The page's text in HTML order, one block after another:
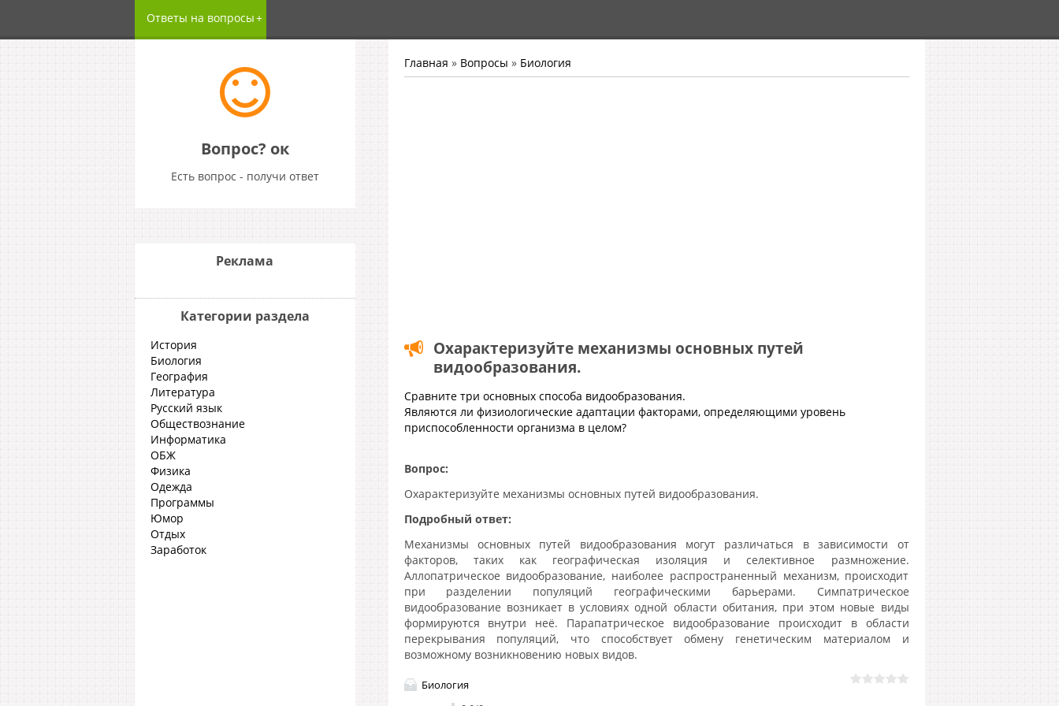
Ответы на вопросы
Вопрос? ок
Есть вопрос - получи ответ
Главная » Вопросы » Биология
Охарактеризуйте механизмы основных путей
видообразования.
Сравните три основных способа видообразования.
Являются ли физиологические адаптации факторами, определяющими уровень
приспособленности организма в целом?
Вопрос:
Охарактеризуйте механизмы основных путей видообразования.
Подробный ответ:
Механизмы основных путей видообразования могут различаться в зависимости от
факторов, таких как географическая изоляция и селективное размножение.
Аллопатрическое видообразование, наиболее распространенный механизм, происходит
при разделении популяций географическими барьерами. Симпатрическое
видообразование возникает в условиях одной области обитания, при этом новые виды
формируются внутри неё. Парапатрическое видообразование происходит в области
перекрывания популяций, что способствует обмену генетическим материалом и
возможному возникновению новых видов.
Биология
Реклама
Категории раздела
История
Биология
География
Литература
Русский язык
Обществознание
Информатика
ОБЖ
Физика
Одежда
Программы
Юмор
Отдых
Заработок